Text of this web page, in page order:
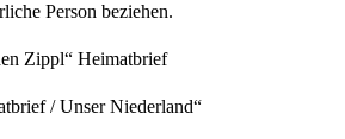
Person beziehen.
Zippl“ Heimatbrief
/ Unser Niederland“